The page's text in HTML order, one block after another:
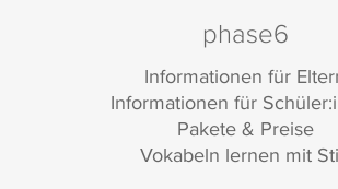
phase6
Informationen für
Informationen für
Pakete & Preise
Vokabeln lernen mit